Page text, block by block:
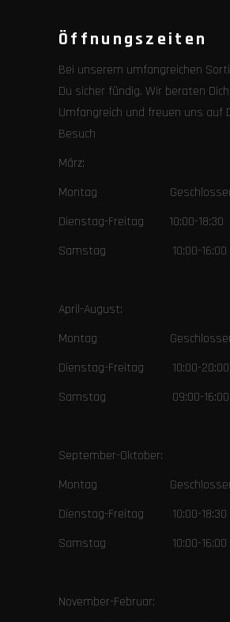
Öffnungszeiten
Bei unserem umfangreichen
Du sicher fündig. Wir beraten
Umfangreich und freuen uns auf
Besuch
März:
Montag
Dienstag-Freitag 10:00-18:30
Samstag 10:00-16:00
April-August:
Montag
Dienstag-Freitag 10:00-20:00
Samstag 09:00-16:00
September-Oktober:
Montag
Dienstag-Freitag 10:00-18:30
Samstag 10:00-16:00
November-Februar: